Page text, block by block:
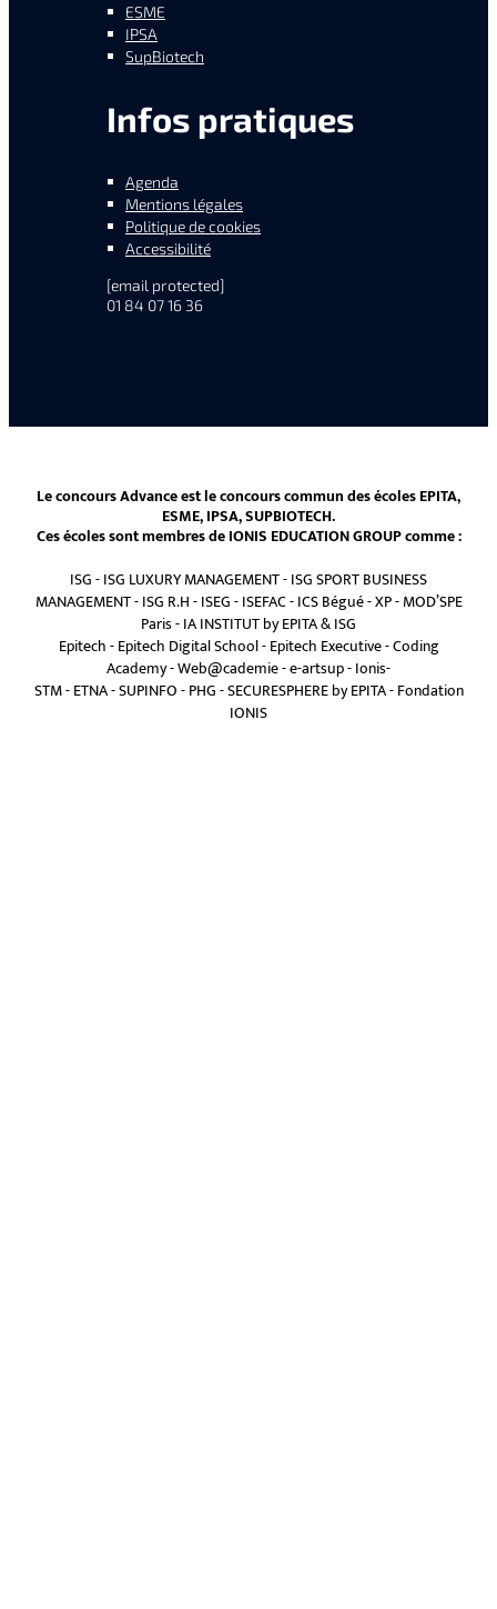
ESME
IPSA
SupBiotech
Infos pratiques
Agenda
Mentions légales
Politique de cookies
Accessibilité
[email protected]
01 84 07 16 36
Le concours Advance est le concours commun des écoles EPITA,
ESME, IPSA, SUPBIOTECH.
Ces écoles sont membres de IONIS EDUCATION GROUP comme :
ISG-ISG LUXURY MANAGEMENT-ISG SPORT BUSINESS
MANAGEMENT-ISG R.H-ISEG-ISEFAC-ICS Bégué-XP-MOD’SPE
Paris-IA INSTITUT by EPITA & ISG
Epitech-Epitech Digital School-Epitech Executive-Coding
Academy-Web@cademie-e-artsup-Ionis-
STM-ETNA-SUPINFO-PHG-SECURESPHERE by EPITA-Fondation
IONIS